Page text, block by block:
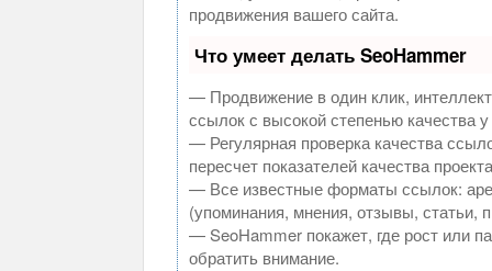
продвижения вашего сайта.
Что умеет делать SeoHammer
— Продвижение в один клик,
ссылок с высокой степенью качества
— Регулярная проверка качества
пересчет показателей качества
— Все известные форматы ссылок:
(упоминания, мнения, отзывы, статьи,
— SeoHammer покажет, где рост или
обратить внимание.